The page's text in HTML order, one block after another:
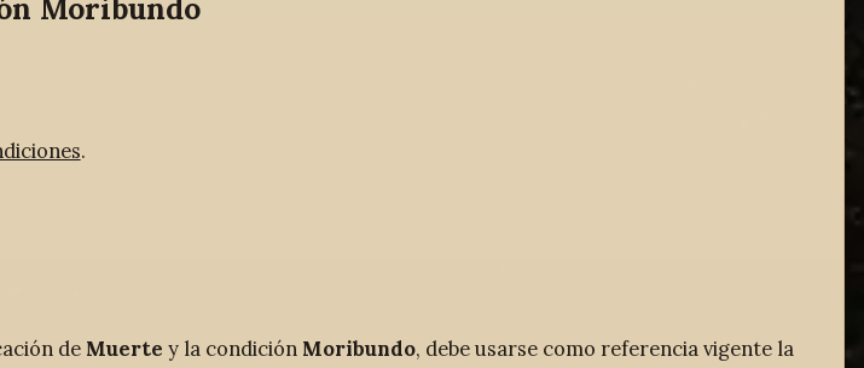
Moribundo
.
de Muerte y la condición Moribundo, debe usarse como referencia vigente la